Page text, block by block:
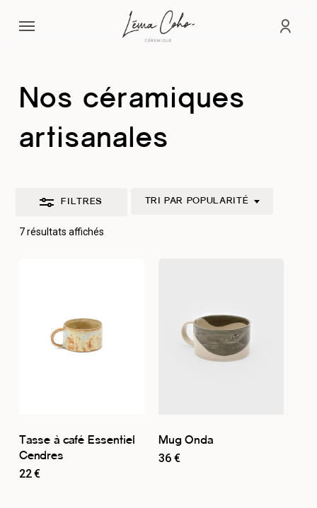
Menu
Nos céramiques
artisanales
FILTRES
7 résultats affichésTrié
TRI PAR POPULARITÉ
Fermer
Tasse à café Essentiel
Cendres
22€
Mug Onda
36 €